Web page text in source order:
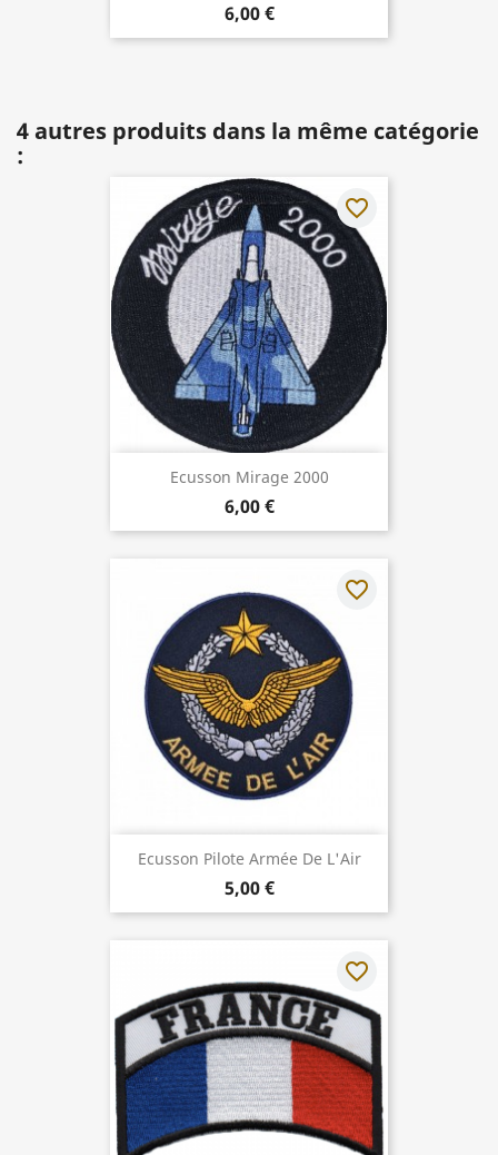
6,00 €
4 autres produits dans la même catégorie
:
Ecusson Mirage 2000
6,00 €
favorite_border
Ecusson Pilote Armée De L'Air
5,00 €
favorite_border
favorite_border